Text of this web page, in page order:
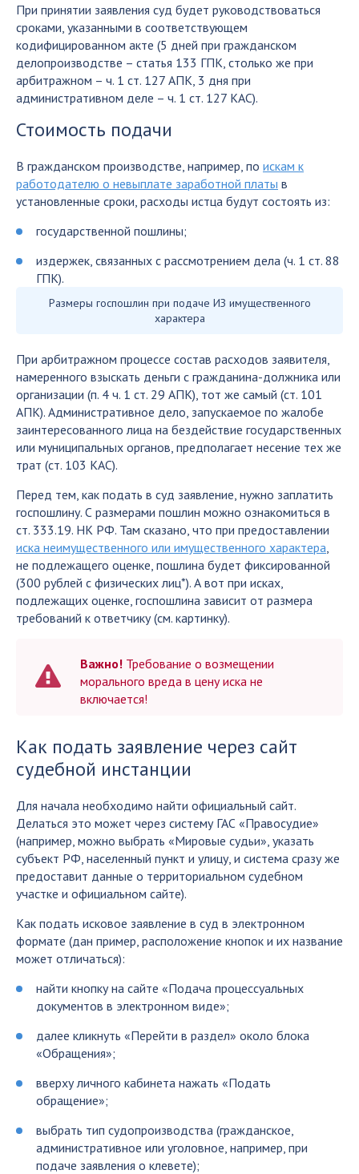
При принятии заявления суд будет руководствоваться
сроками, указанными в соответствующем
кодифицированном акте (5 дней при гражданском
делопроизводстве – статья 133 ГПК, столько же при
арбитражном – ч. 1 ст. 127 АПК, 3 дня при
административном деле – ч. 1 ст. 127 КАС).
Стоимость подачи
В гражданском производстве, например, по искам к
работодателю о невыплате заработной платы в
установленные сроки, расходы истца будут состоять из:
государственной пошлины;
издержек, связанных с рассмотрением дела (ч. 1 ст. 88
ГПК).
Размеры госпошлин при подаче ИЗ имущественного
характера
При арбитражном процессе состав расходов заявителя,
намеренного взыскать деньги с гражданина-должника или
организации (п. 4 ч. 1 ст. 29 АПК), тот же самый (ст. 101
АПК). Административное дело, запускаемое по жалобе
заинтересованного лица на бездействие государственных
или муниципальных органов, предполагает несение тех же
трат (ст. 103 КАС).
Перед тем, как подать в суд заявление, нужно заплатить
госпошлину. С размерами пошлин можно ознакомиться в
ст. 333.19. НК РФ. Там сказано, что при предоставлении
иска неимущественного или имущественного характера
не подлежащего оценке, пошлина будет фиксированной
(300 рублей с физических лиц*). А вот при исках,
подлежащих оценке, госпошлина зависит от размера
требований к ответчику (см. картинку).
Важно! Требование о возмещении
морального вреда в цену иска не
включается!
Как подать заявление через сайт
судебной инстанции
Для начала необходимо найти официальный сайт.
Делаться это может через систему ГАС «Правосудие»
(например, можно выбрать «Мировые судьи», указать
субъект РФ, населенный пункт и улицу, и система сразу же
предоставит данные о территориальном судебном
участке и официальном сайте).
Как подать исковое заявление в суд в электронном
формате (дан пример, расположение кнопок и их название
может отличаться):
найти кнопку на сайте «Подача процессуальных
документов в электронном виде»;
далее кликнуть «Перейти в раздел» около блока
«Обращения»;
вверху личного кабинета нажать «Подать
обращение»;
выбрать тип судопроизводства (гражданское,
административное или уголовное, например, при
подаче заявления о клевете);